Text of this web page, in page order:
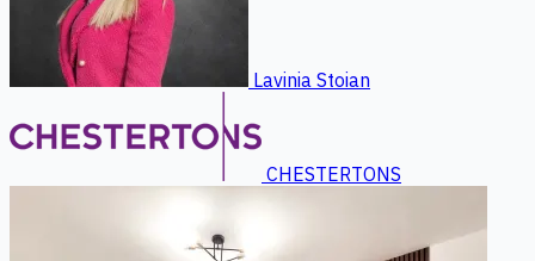
Lavinia Stoian
CHESTERTONS